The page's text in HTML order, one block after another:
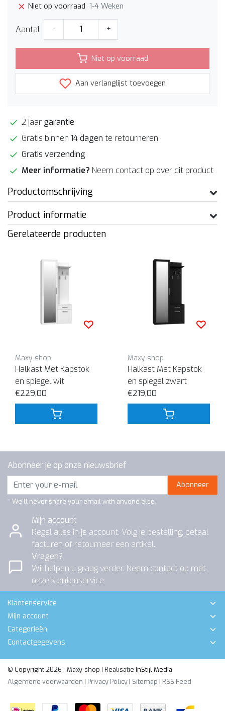
Niet op voorraad 1-4 Weken
Aantal - +
Niet op voorraad
Aan verlanglijst toevoegen
2 jaar garantie
Gratis binnen 14 dagen te retourneren
Gratis verzending
Meer informatie? Neem contact op over dit product
Productomschrijving
Product informatie
Gerelateerde producten
Maxy-shop
Halkast Met Kapstok
en spiegel wit
€229,00
Maxy-shop
Halkast Met Kapstok
en spiegel zwart
€219,00
Abonneer je op onze nieuwsbrief
Abonneer
* We'll never share your email with anyone else.
Mijn account
Regel alles in je account. Volg je bestelling, betaal
facturen of retourneer een artikel.
Vragen?
Wij helpen u graag verder. Neem contact op met
onze klantenservice
Klantenservice
Mijn account
Categorieën
Contactgegevens
© Copyright 2026 - Maxy-shop | Realisatie InStijl Media
Algemene voorwaarden | Privacy Policy | Sitemap | RSS Feed